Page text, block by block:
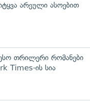
არეული ასოებით
თრილერი რომანები
Times-ის სია